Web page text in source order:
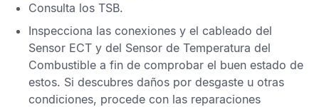
Consulta los TSB.
Inspecciona las conexiones y el cableado del
Sensor ECT y del Sensor de Temperatura del
Combustible a fin de comprobar el buen estado de
estos. Si descubres daños por desgaste u otras
condiciones, procede con las reparaciones